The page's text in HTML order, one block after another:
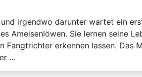
irgendwo darunter wartet ein
Ameisenlöwen. Sie lernen seine
erkennen lassen. Das
...